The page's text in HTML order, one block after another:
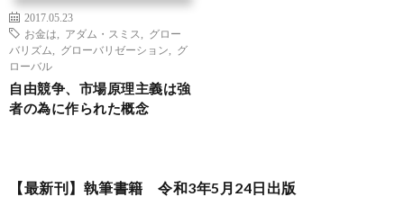
2017.05.23
お金は
アダム・スミス
グロー
バリズム
グローバリゼーション
グ
ローバル
自由競争、市場原理主義は強
者の為に作られた概念
【最新刊】執筆書籍 令和3年5月24日出版